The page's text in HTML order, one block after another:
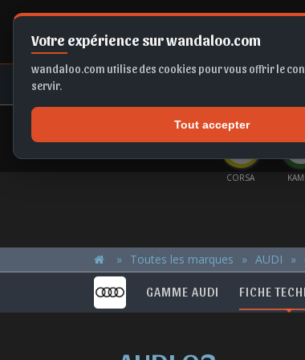
Votre expérience sur wandaloo.com
wandaloo.com utilise des cookies pour vous offrir le
servir.
Tout accepter
CORSA
Toutes les marques AUDI
GAMME AUDI FICHE